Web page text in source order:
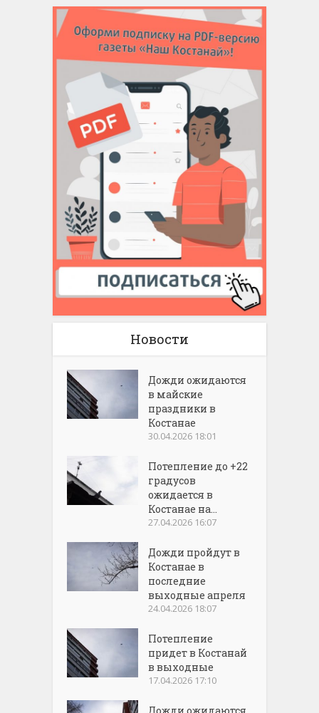
Новости
Дожди ожидаются
в майские
праздники в
Костанае
30.04.2026 18:01
Потепление до +22
градусов
ожидается в
Костанае на...
27.04.2026 16:07
Дожди пройдут в
Костанае в
последние
выходные апреля
24.04.2026 18:07
Потепление
придет в Костанай
в выходные
17.04.2026 17:10